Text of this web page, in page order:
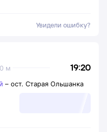
Увидели ошибку?
19:20
м
– ост. Старая Ольшанка